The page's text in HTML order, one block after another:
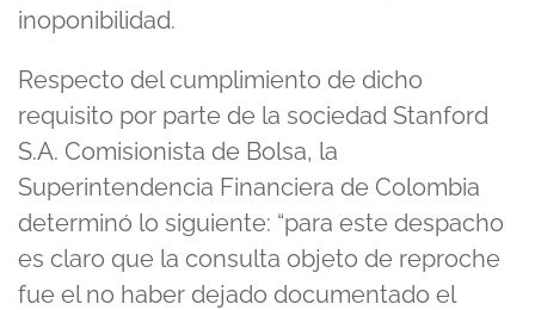
inoponibilidad.
Respecto del cumplimiento de dicho
requisito por parte de la sociedad Stanford
S.A. Comisionista de Bolsa, la
Superintendencia Financiera de Colombia
determinó lo siguiente: “para este despacho
es claro que la consulta objeto de reproche
fue el no haber dejado documentado el